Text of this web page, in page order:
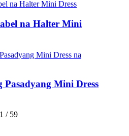
na Halter Mini
Pasadyang Mini Dress
/ 59